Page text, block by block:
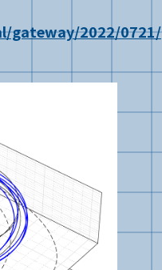
gateway/2022/0721/